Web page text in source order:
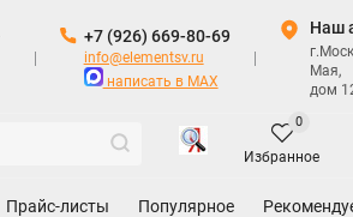
+7 (926) 669-80-69
info@elementsv.ru
написать в MAX
Наш
Мая,
дом
Избранное
0
Прайс-листы Популярное